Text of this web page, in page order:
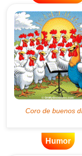
Humor